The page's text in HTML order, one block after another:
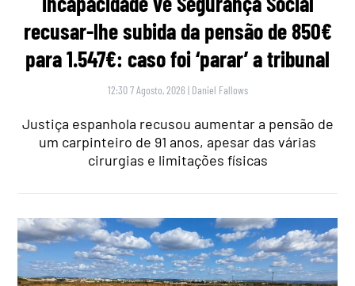
recusar-lhe subida da pensão de 850€
para 1.547€: caso foi ‘parar’ a tribunal
12:30 7 Agosto, 2026 | Daniel Fallows
Justiça espanhola recusou aumentar a pensão de
um carpinteiro de 91 anos, apesar das várias
cirurgias e limitações físicas